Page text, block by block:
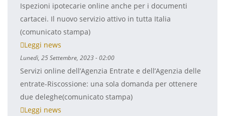
Ispezioni ipotecarie online anche per i documenti
cartacei. Il nuovo servizio attivo in tutta Italia
(comunicato stampa)
Leggi news
Lunedì, 25 Settembre, 2023 - 02:00
Servizi online dell’Agenzia Entrate e dell’Agenzia delle
entrate-Riscossione: una sola domanda per ottenere
due deleghe(comunicato stampa)
Leggi news